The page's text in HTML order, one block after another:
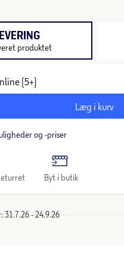
produktet
(5+)
Læg i kurv
og -priser
Byt i butik
- 24.9.26